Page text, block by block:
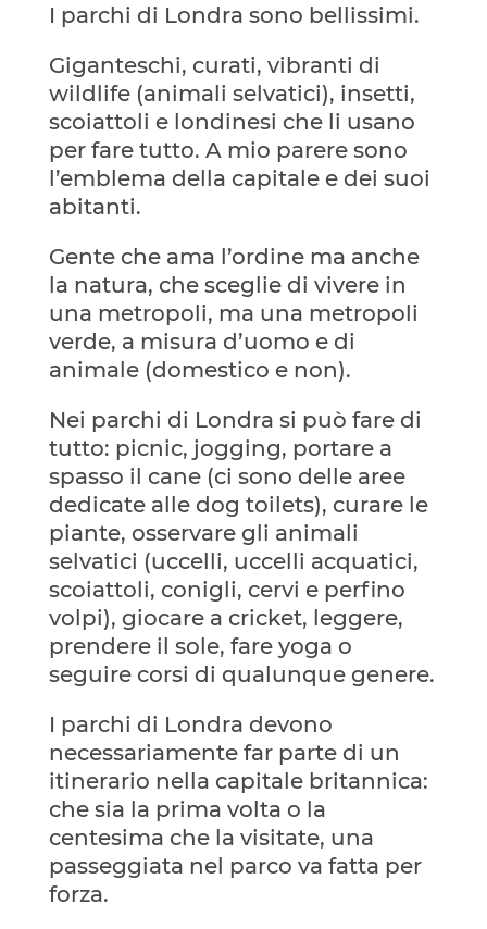
I parchi di Londra sono bellissimi.
Giganteschi, curati, vibranti di
wildlife (animali selvatici), insetti,
scoiattoli e londinesi che li usano
per fare tutto. A mio parere sono
l’emblema della capitale e dei suoi
abitanti.
Gente che ama l’ordine ma anche
la natura, che sceglie di vivere in
una metropoli, ma una metropoli
verde, a misura d’uomo e di
animale (domestico e non).
Nei parchi di Londra si può fare di
tutto: picnic, jogging, portare a
spasso il cane (ci sono delle aree
dedicate alle dog toilets), curare le
piante, osservare gli animali
selvatici (uccelli, uccelli acquatici,
scoiattoli, conigli, cervi e perfino
volpi), giocare a cricket, leggere,
prendere il sole, fare yoga o
seguire corsi di qualunque genere.
I parchi di Londra devono
necessariamente far parte di un
itinerario nella capitale britannica:
che sia la prima volta o la
centesima che la visitate, una
passeggiata nel parco va fatta per
forza.